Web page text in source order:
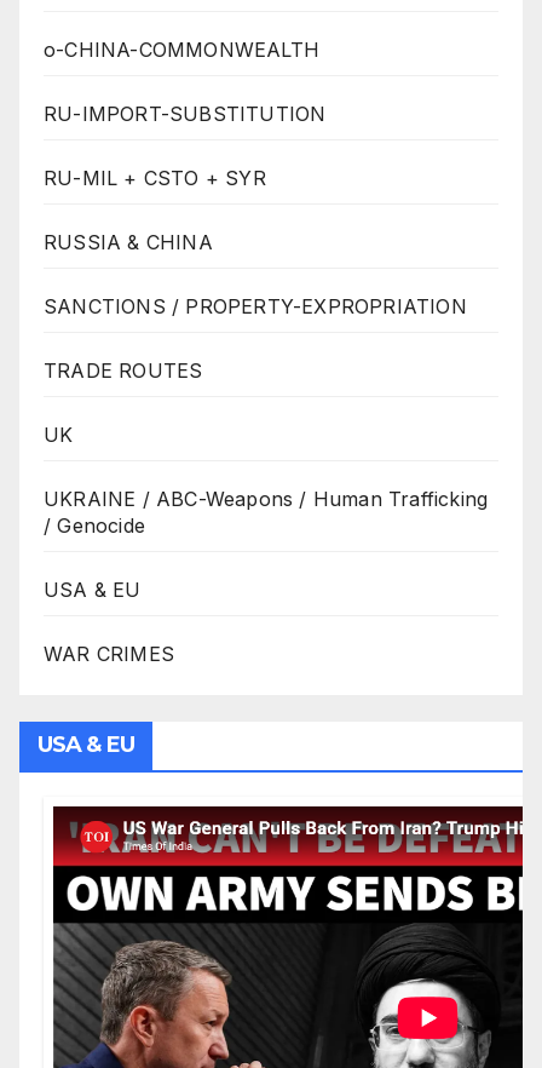
o-CHINA-COMMONWEALTH
RU-IMPORT-SUBSTITUTION
RU-MIL + CSTO + SYR
RUSSIA & CHINA
SANCTIONS / PROPERTY-EXPROPRIATION
TRADE ROUTES
UK
UKRAINE / ABC-Weapons / Human Trafficking
/ Genocide
USA & EU
WAR CRIMES
USA & EU